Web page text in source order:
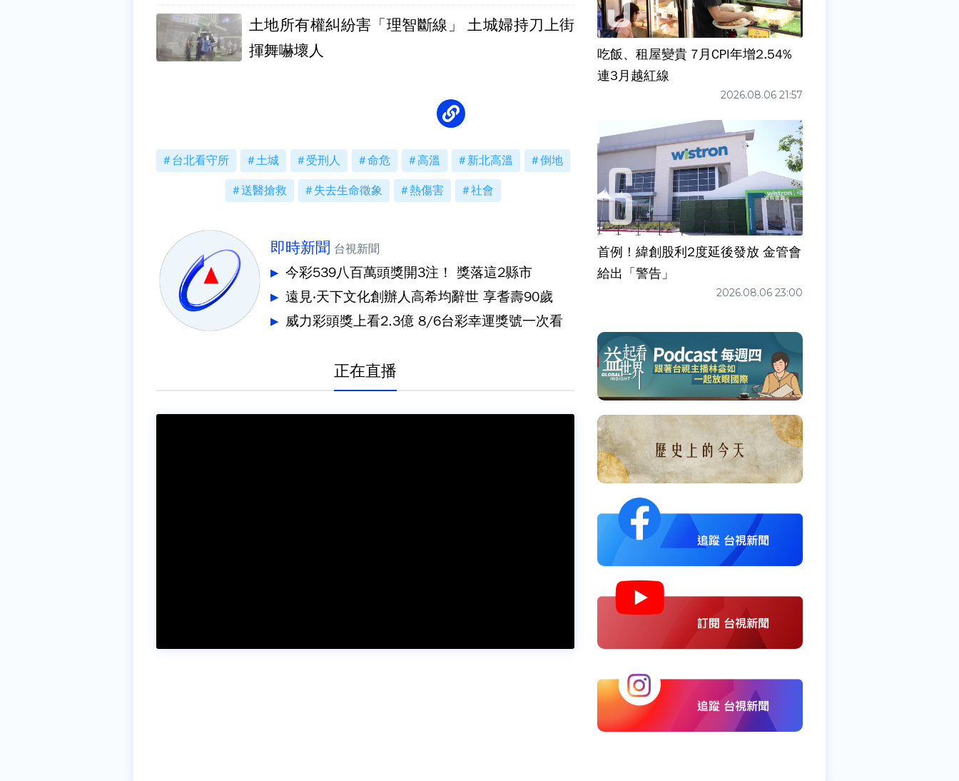
土地所有權糾紛害「理智斷線」 土城婦持刀上街
揮舞嚇壞人
台北看守所 土城 受刑人 命危 高溫 新北高溫 倒地
送醫搶救 失去生命徵象 熱傷害 社會
即時新聞 台視新聞
今彩539八百萬頭獎開3注！ 獎落這2縣市
遠見‧天下文化創辦人高希均辭世 享耆壽90歲
威力彩頭獎上看2.3億 8/6台彩幸運獎號一次看
正在直播
吃飯、租屋變貴 7月CPI年增2.54%
連3月越紅線
2026.08.06 21:57
首例！緯創股利2度延後發放 金管會
給出「警告」
2026.08.06 23:00